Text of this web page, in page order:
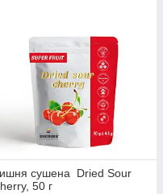
сушена Dried Sour
50 г